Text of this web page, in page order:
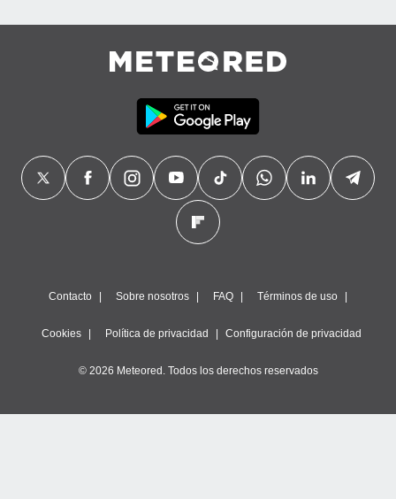
Contacto Sobre nosotros FAQ Términos de uso
Cookies Política de privacidad Configuración de privacidad
© 2026 Meteored. Todos los derechos reservados